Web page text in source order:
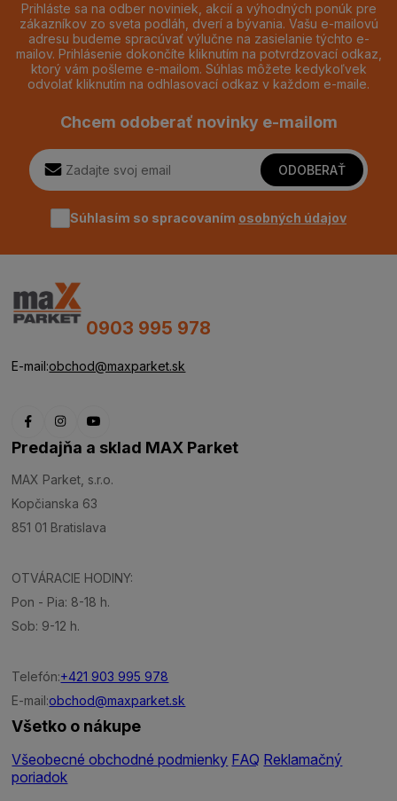
Prihláste sa na odber noviniek, akcií a výhodných ponúk pre
zákazníkov zo sveta podláh, dverí a bývania. Vašu e-mailovú
adresu budeme spracúvať výlučne na zasielanie týchto e-
mailov. Prihlásenie dokončíte kliknutím na potvrdzovací odkaz,
ktorý vám pošleme e-mailom. Súhlas môžete kedykoľvek
odvolať kliknutím na odhlasovací odkaz v každom e-maile.
Chcem odoberať novinky e-mailom
ODOBERAŤ
Súhlasím so spracovaním osobných údajov
0903 995 978
E-mail:obchod@maxparket.sk
Predajňa a sklad MAX Parket
MAX Parket, s.r.o.
Kopčianska 63
851 01 Bratislava
OTVÁRACIE HODINY:
Pon - Pia: 8-18 h.
Sob: 9-12 h.
Telefón:+421 903 995 978
E-mail:obchod@maxparket.sk
Všetko o nákupe
Všeobecné obchodné podmienky FAQ Reklamačný
poriadok